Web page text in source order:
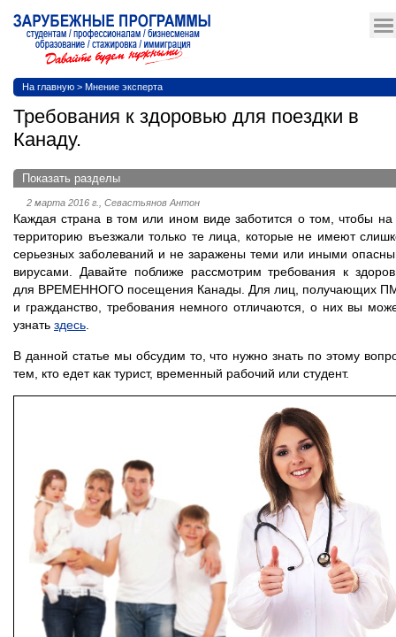
На главную > Мнение эксперта
Требования к здоровью для поездки в
Канаду.
Показать разделы
2 марта 2016 г., Севастьянов Антон
Каждая страна в том или ином виде заботится о том, чтобы на
территорию въезжали только те лица, которые не имеют
серьезных заболеваний и не заражены теми или иными
вирусами. Давайте поближе рассмотрим требования к
для ВРЕМЕННОГО посещения Канады. Для лиц, получающих
и гражданство, требования немного отличаются, о них вы
узнать здесь
В данной статье мы обсудим то, что нужно знать по этому
тем, кто едет как турист, временный рабочий или студент.